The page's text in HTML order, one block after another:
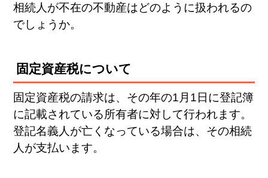
相続人が不在の不動産はどのように扱われるの
でしょうか。
固定資産税について
固定資産税の請求は、その年の1月1日に登記簿
に記載されている所有者に対して行われます。
登記名義人が亡くなっている場合は、その相続
人が支払います。